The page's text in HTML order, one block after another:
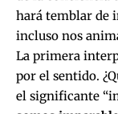
hará temblar de
incluso nos
La primera
por el sentido.
el significante